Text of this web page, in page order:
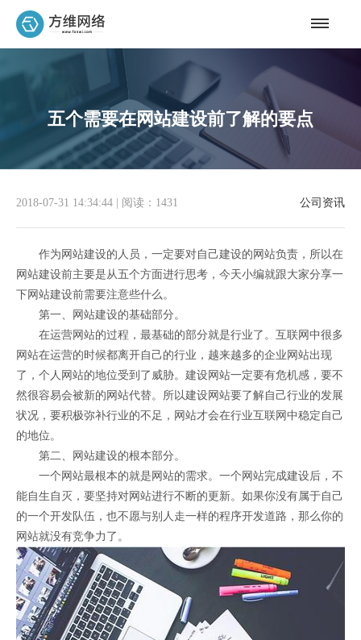
五个需要在网站建设前了解的要点
公司资讯
2018-07-31 14:34:44 阅读：1431
作为网站建设的人员，一定要对自己建设的网站负责，所以在
网站建设前主要是从五个方面进行思考，今天小编就跟大家分享一
下网站建设前需要注意些什么。
第一、网站建设的基础部分。
在运营网站的过程，最基础的部分就是行业了。互联网中很多
网站在运营的时候都离开自己的行业，越来越多的企业网站出现
了，个人网站的地位受到了威胁。建设网站一定要有危机感，要不
然很容易会被新的网站代替。所以建设网站要了解自己行业的发展
状况，要积极弥补行业的不足，网站才会在行业互联网中稳定自己
的地位。
第二、网站建设的根本部分。
一个网站最根本的就是网站的需求。一个网站完成建设后，不
能自生自灭，要坚持对网站进行不断的更新。如果你没有属于自己
的一个开发队伍，也不愿与别人走一样的程序开发道路，那么你的
网站就没有竞争力了。